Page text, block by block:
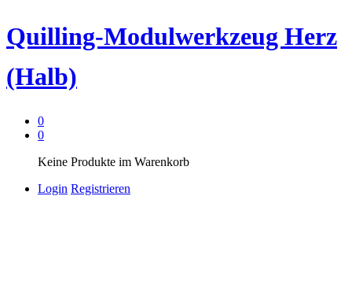
Quilling-Modulwerkzeug Herz
(Halb)
0
0
Keine Produkte im Warenkorb
Login Registrieren